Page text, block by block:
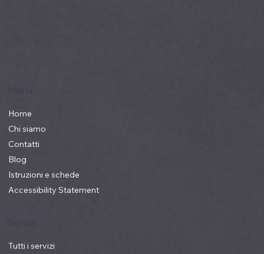
Home
Chi siamo
Contatti
Blog
Istruzioni e schede
Accessibility Statement
Tutti i servizi